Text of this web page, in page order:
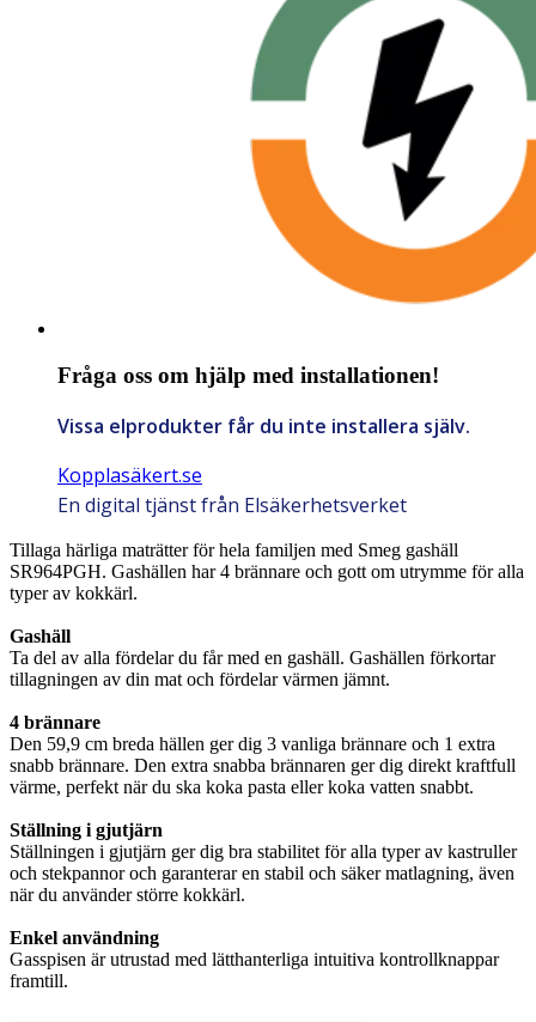
Fråga oss om hjälp med installationen!
Vissa elprodukter får du inte installera själv.
Kopplasäkert.se
En digital tjänst från Elsäkerhetsverket
Tillaga härliga maträtter för hela familjen med Smeg gashäll
SR964PGH. Gashällen har 4 brännare och gott om utrymme för alla
typer av kokkärl.
Gashäll
Ta del av alla fördelar du får med en gashäll. Gashällen förkortar
tillagningen av din mat och fördelar värmen jämnt.
4 brännare
Den 59,9 cm breda hällen ger dig 3 vanliga brännare och 1 extra
snabb brännare. Den extra snabba brännaren ger dig direkt kraftfull
värme, perfekt när du ska koka pasta eller koka vatten snabbt.
Ställning i gjutjärn
Ställningen i gjutjärn ger dig bra stabilitet för alla typer av kastruller
och stekpannor och garanterar en stabil och säker matlagning, även
när du använder större kokkärl.
Enkel användning
Gasspisen är utrustad med lätthanterliga intuitiva kontrollknappar
framtill.